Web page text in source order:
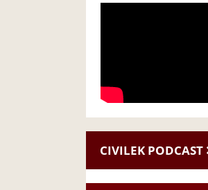
CIVILEK PODCAST